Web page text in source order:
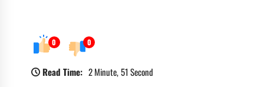
0 0
Read Time: 2 Minute, 51 Second